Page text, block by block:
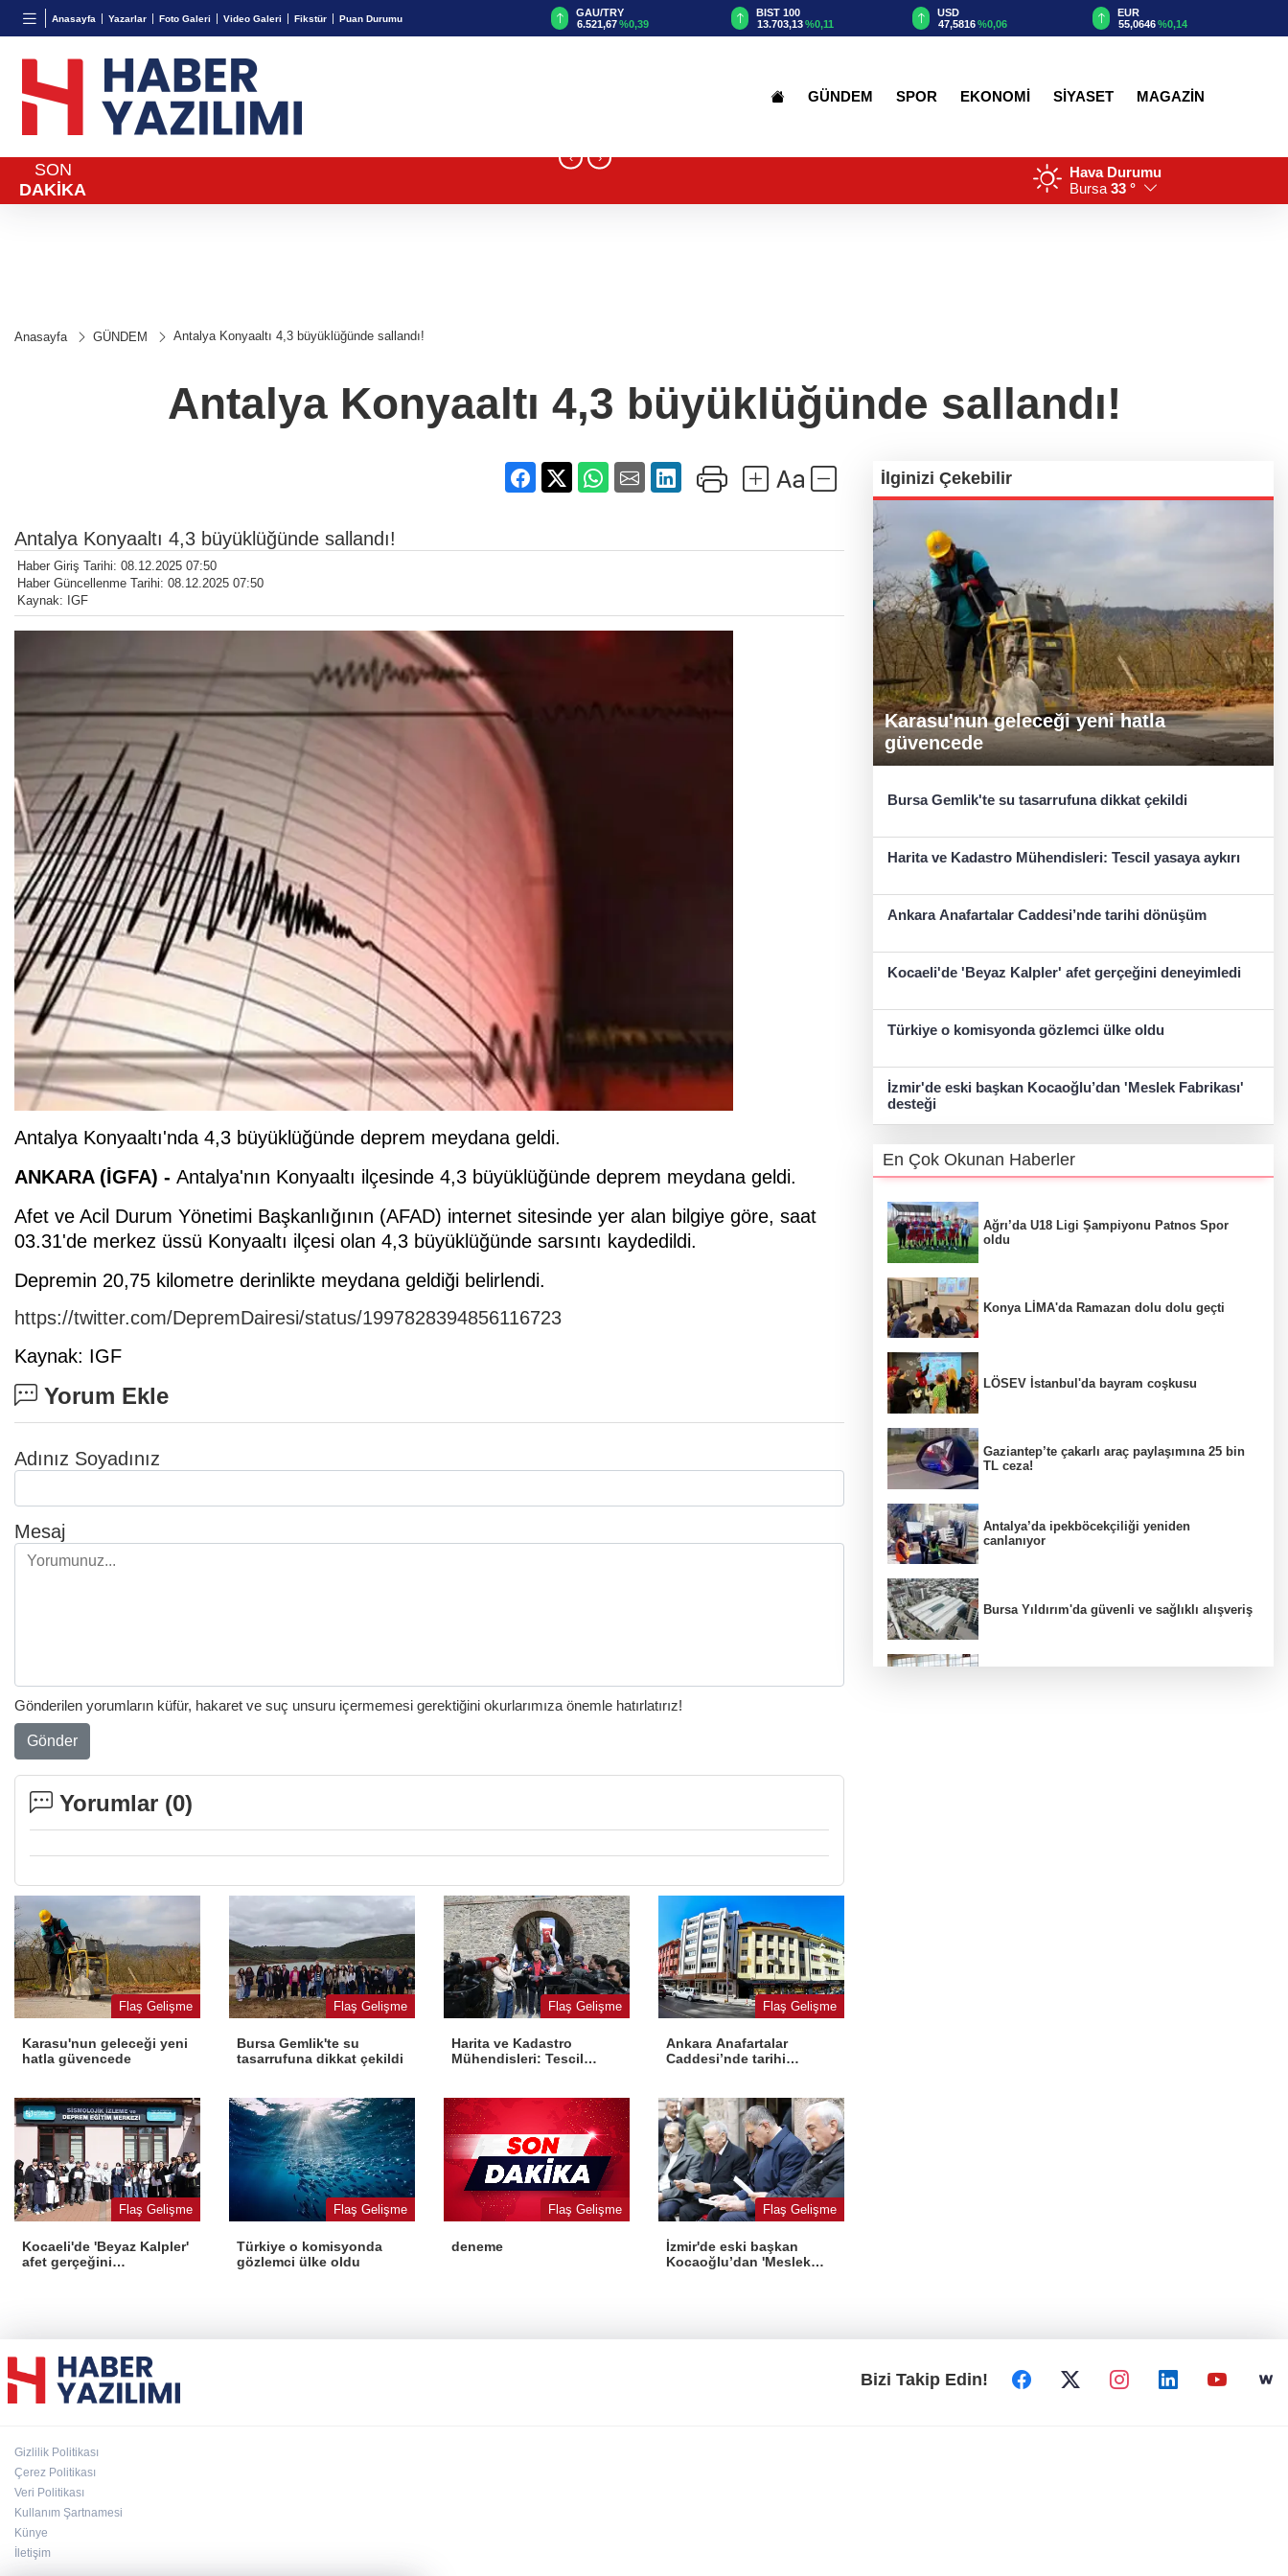
Anasayfa Yazarlar Foto Galeri Video Galeri Fikstür Puan Durumu
TND
16,2447%-0,46
BGN
28,0626%0,37
0,0018
GAU/TRY
6.521,67%0,39
BIST 100
13.703,13 %0,11
USD
47,5816%0,06
EUR
55,0646 %0,14
GÜNDEM SPOR EKONOMİ SİYASET MAGAZİN
SON
DAKİKA
‹ ›
Hava Durumu
Bursa 33 °
Anasayfa GÜNDEM Antalya Konyaaltı 4,3 büyüklüğünde sallandı!
Antalya Konyaaltı 4,3 büyüklüğünde sallandı!
Antalya Konyaaltı 4,3 büyüklüğünde sallandı!
Haber Giriş Tarihi: 08.12.2025 07:50
Haber Güncellenme Tarihi: 08.12.2025 07:50
Kaynak: IGF
Antalya Konyaaltı'nda 4,3 büyüklüğünde deprem meydana geldi.
ANKARA (İGFA) - Antalya'nın Konyaaltı ilçesinde 4,3 büyüklüğünde deprem meydana geldi.
Afet ve Acil Durum Yönetimi Başkanlığının (AFAD) internet sitesinde yer alan bilgiye göre, saat
03.31'de merkez üssü Konyaaltı ilçesi olan 4,3 büyüklüğünde sarsıntı kaydedildi.
Depremin 20,75 kilometre derinlikte meydana geldiği belirlendi.
https://twitter.com/DepremDairesi/status/1997828394856116723
Kaynak: IGF
Yorum Ekle
Adınız Soyadınız
Mesaj
Gönderilen yorumların küfür, hakaret ve suç unsuru içermemesi gerektiğini okurlarımıza önemle hatırlatırız!
Gönder
Yorumlar (0)
Flaş Gelişme
Karasu'nun geleceği yeni
hatla güvencede
Flaş Gelişme
Bursa Gemlik'te su
tasarrufuna dikkat çekildi
Flaş Gelişme
Harita ve Kadastro
Mühendisleri: Tescil
Flaş Gelişme
Ankara Anafartalar
Caddesi’nde tarihi
Flaş Gelişme
Kocaeli'de 'Beyaz Kalpler'
afet gerçeğini
Flaş Gelişme
Türkiye o komisyonda
gözlemci ülke oldu
Flaş Gelişme
deneme
Flaş Gelişme
İzmir'de eski başkan
Kocaoğlu’dan 'Meslek
İlginizi Çekebilir
Karasu'nun geleceği yeni hatla
güvencede
Bursa Gemlik'te su tasarrufuna dikkat çekildi
Harita ve Kadastro Mühendisleri: Tescil yasaya aykırı
Ankara Anafartalar Caddesi’nde tarihi dönüşüm
Kocaeli'de 'Beyaz Kalpler' afet gerçeğini deneyimledi
Türkiye o komisyonda gözlemci ülke oldu
İzmir'de eski başkan Kocaoğlu’dan 'Meslek Fabrikası'
desteği
En Çok Okunan Haberler
Ağrı’da U18 Ligi Şampiyonu Patnos Spor
oldu
Konya LİMA'da Ramazan dolu dolu geçti
LÖSEV İstanbul'da bayram coşkusu
Gaziantep’te çakarlı araç paylaşımına 25 bin
TL ceza!
Antalya’da ipekböcekçiliği yeniden
canlanıyor
Bursa Yıldırım'da güvenli ve sağlıklı alışveriş
Bizi Takip Edin!
Gizlilik Politikası
Çerez Politikası
Veri Politikası
Kullanım Şartnamesi
Künye
İletişim